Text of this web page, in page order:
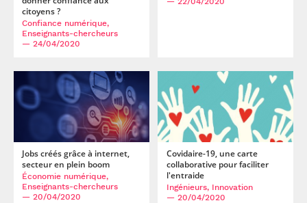
citoyens ?
Confiance numérique,
Enseignants-chercheurs
— 24/04/2020
Jobs créés grâce à internet,
secteur en plein boom
Économie numérique,
Enseignants-chercheurs
— 20/04/2020
Covidaire-19, une carte
collaborative pour faciliter
l'entraide
Ingénieurs, Innovation
— 20/04/2020